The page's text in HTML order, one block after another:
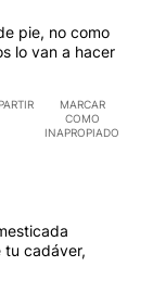
pie, no como
lo van a hacer
MARCAR
COMO
INAPROPIADO
tu cadáver,